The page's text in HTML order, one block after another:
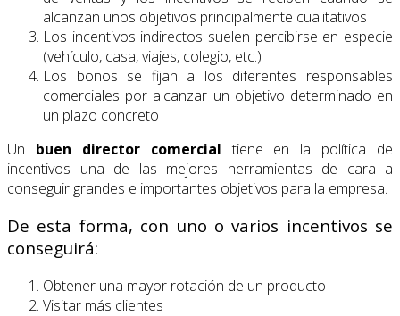
alcanzan unos objetivos principalmente cualitativos
Los incentivos indirectos suelen percibirse en especie
(vehículo, casa, viajes, colegio, etc.)
Los bonos se fijan a los diferentes responsables
comerciales por alcanzar un objetivo determinado en
un plazo concreto
Un buen director comercialtiene en la política de
incentivos una de las mejores herramientas de cara a
conseguir grandes e importantes objetivos para la empresa.
De esta forma, con uno o varios incentivos se
conseguirá:
Obtener una mayor rotación de un producto
Visitar más clientes